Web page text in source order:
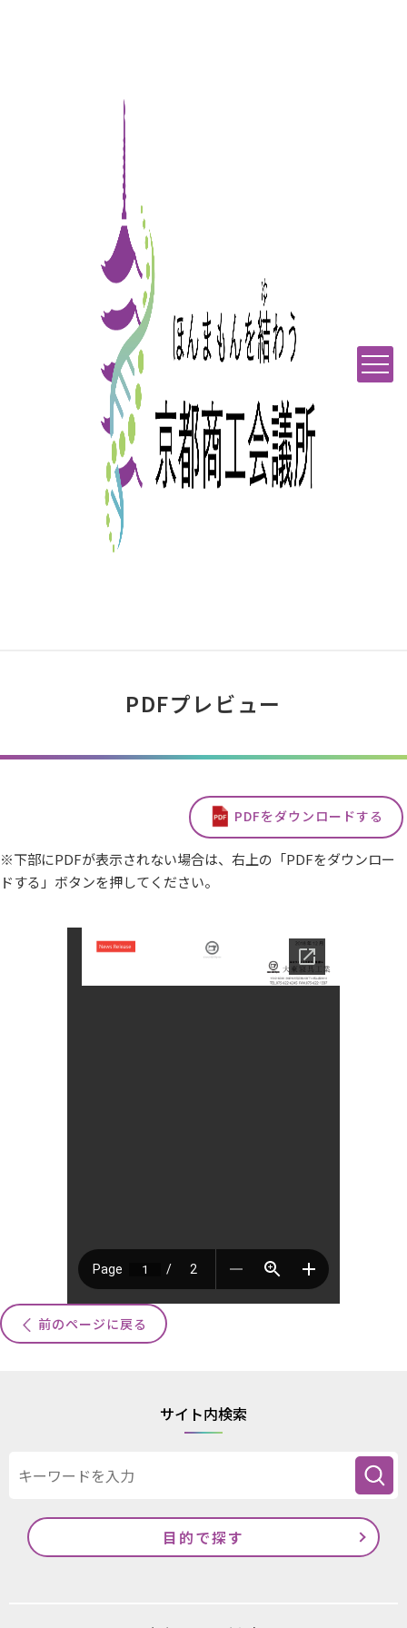
PDFプレビュー
PDFをダウンロードする
※下部にPDFが表示されない場合は、右上の「PDFをダウンロー
ドする」ボタンを押してください。
前のページに戻る
サイト内検索
目的で探す